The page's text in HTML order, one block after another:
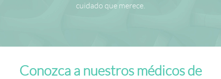
cuidado que merece.
Conozca a nuestros médicos de